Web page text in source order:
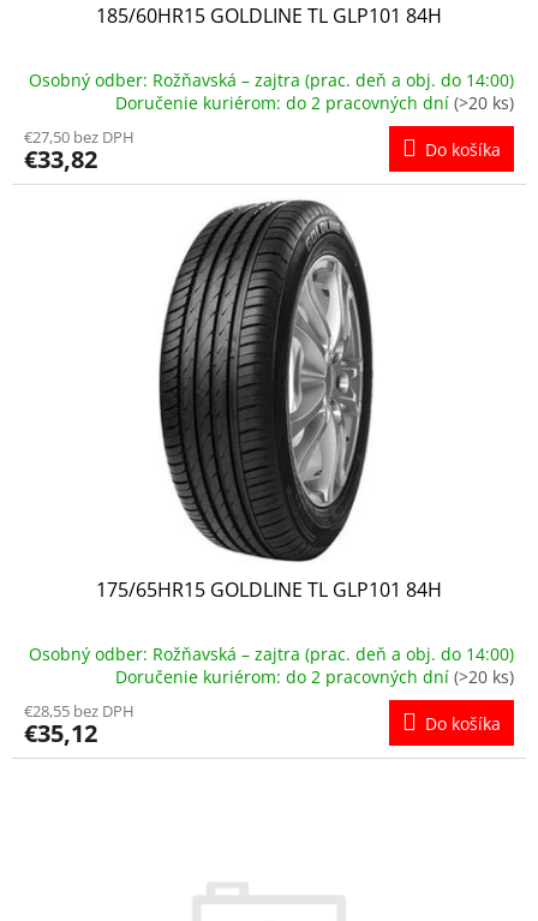
185/60HR15 GOLDLINE TL GLP101 84H
Osobný odber: Rožňavská – zajtra (prac. deň a obj. do 14:00)
Doručenie kuriérom: do 2 pracovných dní (>20 ks)
€27,50 bez DPH
€33,82 Do košíka
175/65HR15 GOLDLINE TL GLP101 84H
Osobný odber: Rožňavská – zajtra (prac. deň a obj. do 14:00)
Doručenie kuriérom: do 2 pracovných dní (>20 ks)
€28,55 bez DPH
€35,12 Do košíka